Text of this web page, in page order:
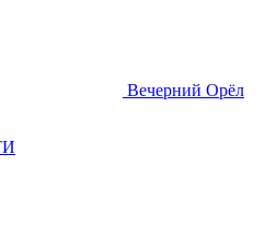
Вечерний Орёл